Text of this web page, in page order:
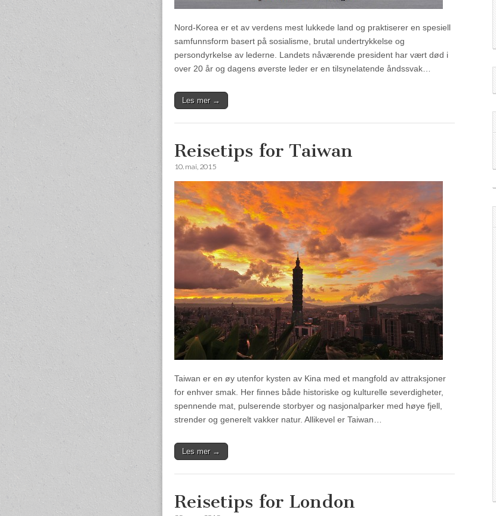
Nord-Korea er et av verdens mest lukkede land og praktiserer en spesiell
samfunnsform basert på sosialisme, brutal undertrykkelse og
persondyrkelse av lederne. Landets nåværende president har vært død i
over 20 år og dagens øverste leder er en tilsynelatende åndssvak…
Les mer →
Reisetips for Taiwan
10. mai, 2015
Taiwan er en øy utenfor kysten av Kina med et mangfold av attraksjoner
for enhver smak. Her finnes både historiske og kulturelle severdigheter,
spennende mat, pulserende storbyer og nasjonalparker med høye fjell,
strender og generelt vakker natur. Allikevel er Taiwan…
Les mer →
Reisetips for London